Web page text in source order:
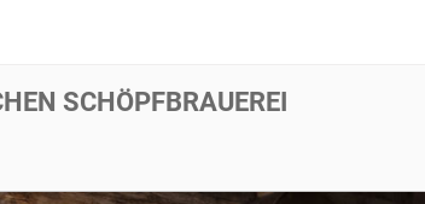
SCHÖPFBRAUEREI